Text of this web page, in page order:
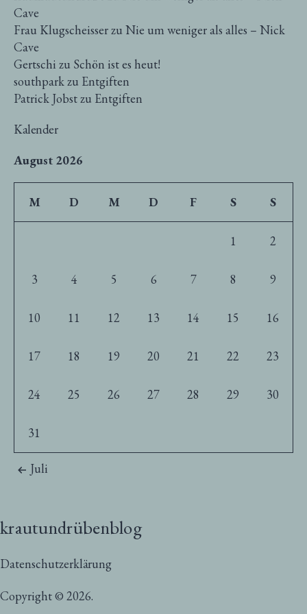
Cave
Frau Klugscheisserzu Nie um weniger als alles – Nick
Cave
Gertschi zu Schön ist es heut!
southparkzu Entgiften
Patrick Jobstzu Entgiften
Kalender
August 2026
M D M D F S S
1 2
3 4 5 6 7 8 9
10 11 12 13 14 15 16
17 18 19 20 21 22 23
24 25 26 27 28 29 30
31
Juli
krautundrübenblog
Copyright © 2026.
Datenschutzerklärung